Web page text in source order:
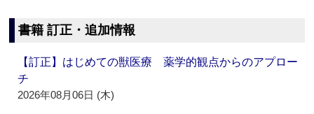
書籍 訂正・追加情報
【訂正】はじめての獣医療 薬学的観点からのアプロー
チ
2026年08月06日 (木)